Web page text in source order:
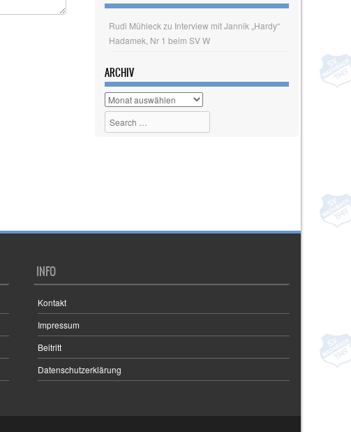
Rudi Mühleck zu Interview mit Jannik „Hardy“
Hadamek, Nr 1 beim SV W
ARCHIV
Archiv
Search
INFO
Kontakt
Impressum
Beitritt
Datenschutzerklärung